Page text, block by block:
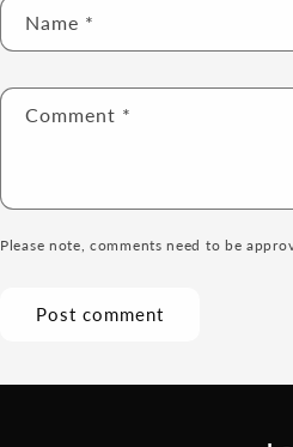
Name *
Comment *
Please note, comments need to be